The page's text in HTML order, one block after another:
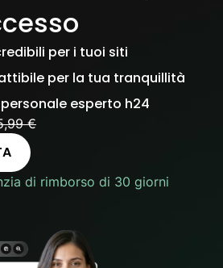
per i tuoi siti
per la tua tranquillità
esperto h24
€
di rimborso di 30 giorni